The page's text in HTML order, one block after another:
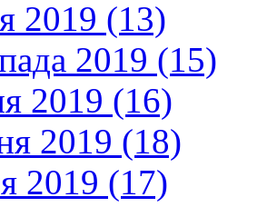
2019 (13)
2019 (15)
2019 (16)
2019 (18)
2019 (17)